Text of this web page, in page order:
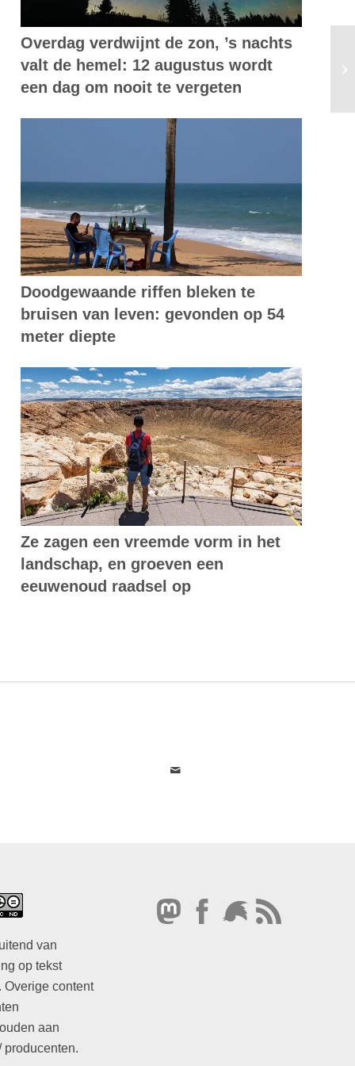
Overdag verdwijnt de zon, ’s nachts
valt de hemel: 12 augustus wordt
een dag om nooit te vergeten
Doodgewaande riffen bleken te
bruisen van leven: gevonden op 54
meter diepte
Ze zagen een vreemde vorm in het
landschap, en groeven een
eeuwenoud raadsel op
van
op tekst
Overige content
aan
producenten.